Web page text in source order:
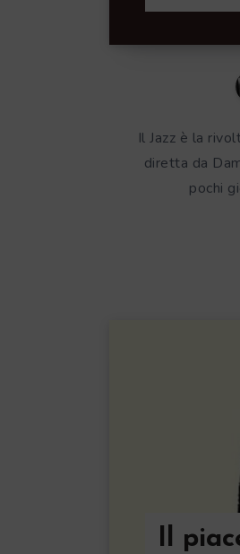
Il Jazz è la
diretta da
pochi
Il